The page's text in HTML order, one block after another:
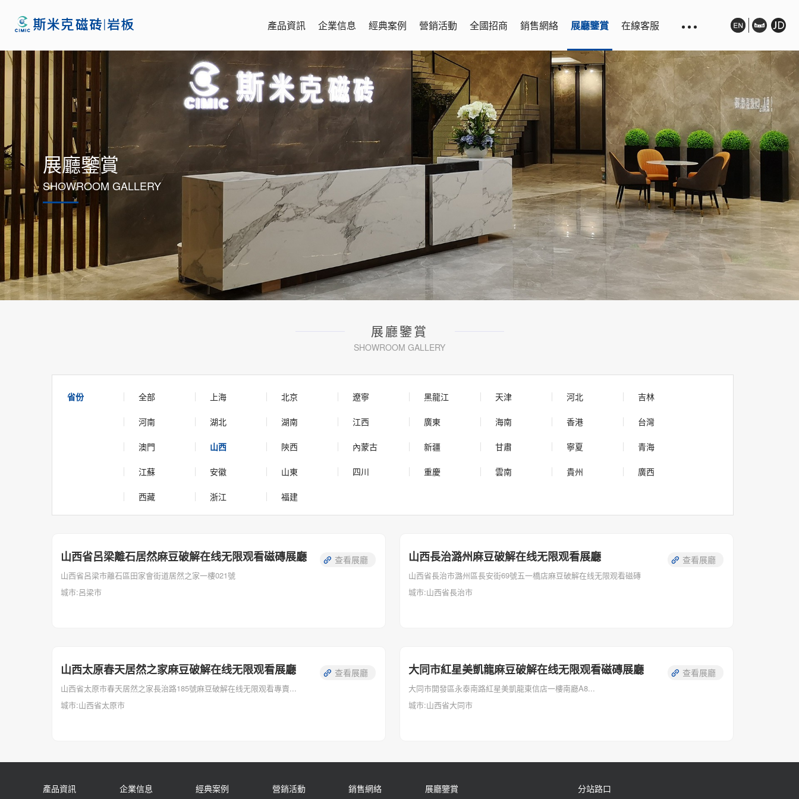
產品資訊 企業信息 經典案例 營銷活動 全國招商 銷售網絡 展廳鑒賞 在線客服
展廳鑒賞
SHOWROOM GALLERY
展廳鑒賞
SHOWROOM GALLERY
省份 全部 上海 北京 遼寧 黑龍江 天津 河北 吉林
河南 湖北 湖南 江西 廣東 海南 香港 台灣
澳門 山西 陝西 內蒙古 新疆 甘肅 寧夏 青海
江蘇 安徽 山東 四川 重慶 雲南 貴州 廣西
西藏 浙江 福建
山西省呂梁離石居然麻豆破解在线无限观看磁磚展廳
山西省呂梁市離石區田家會街道居然之家一樓021號
城市:呂梁市
查看展廳 山西長治潞州麻豆破解在线无限观看展廳
山西省長治市潞州區長安街69號五一橋店麻豆破解在线无限观看磁磚
城市:山西省長治市
查看展廳
山西太原春天居然之家麻豆破解在线无限观看展廳
山西省太原市春天居然之家長治路185號麻豆破解在线无限观看專賣...
城市:山西省太原市
查看展廳 大同市紅星美凱龍麻豆破解在线无限观看磁磚展廳
大同市開發區永泰南路紅星美凱龍東信店一樓南廳A8...
城市:山西省大同市
查看展廳
產品資訊 企業信息 經典案例 營銷活動 銷售網絡 展廳鑒賞 分站路口